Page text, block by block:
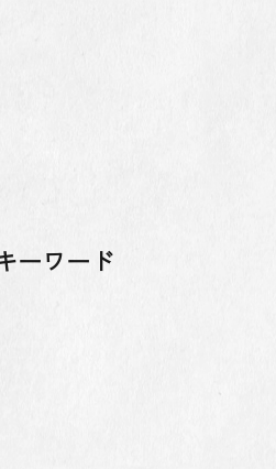
ーワード